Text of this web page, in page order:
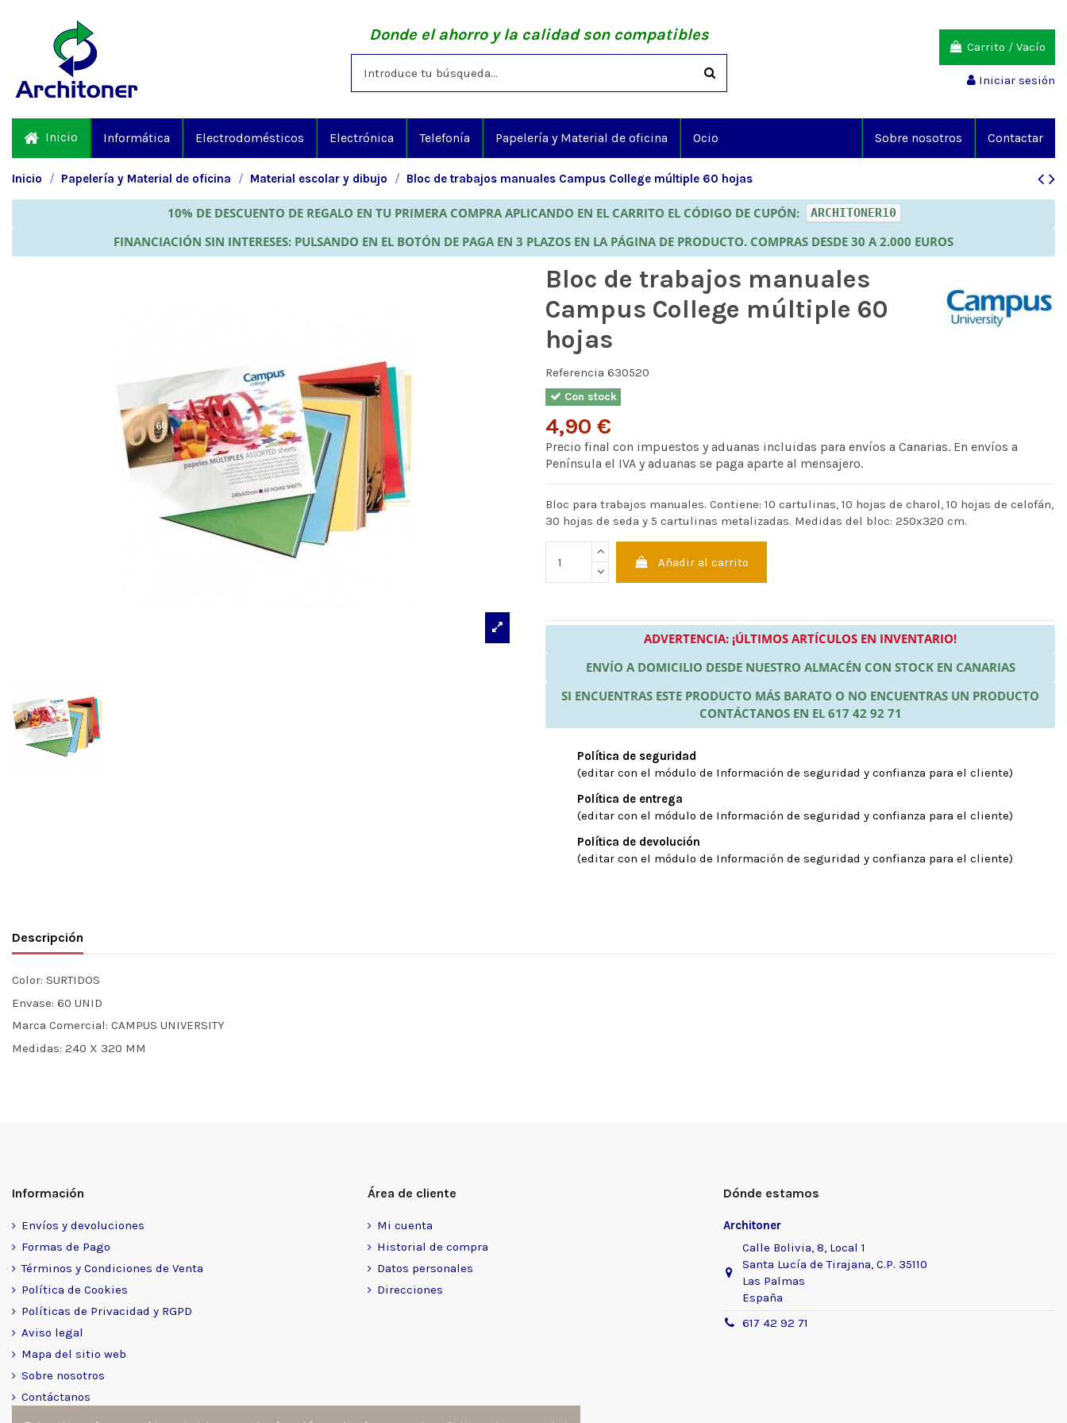
Donde el ahorro y la calidad son compatibles
Carrito / Vacío
Iniciar sesión
Inicio Informática Electrodomésticos Electrónica Telefonía Papelería y Material de oficina Ocio Contactar
Sobre nosotros
Inicio Papelería y Material de oficina Material escolar y dibujo Bloc de trabajos manuales Campus College múltiple 60 hojas
10% DE DESCUENTO DE REGALO EN TU PRIMERA COMPRA APLICANDO EN EL CARRITO EL CÓDIGO DE CUPÓN: ARCHITONER10
FINANCIACIÓN SIN INTERESES: PULSANDO EN EL BOTÓN DE PAGA EN 3 PLAZOS EN LA PÁGINA DE PRODUCTO. COMPRAS DESDE 30 A 2.000 EUROS
Bloc de trabajos manuales
Campus College múltiple 60
hojas
Referencia 630520
Con stock
4,90 €
Precio final con impuestos y aduanas incluidas para envíos a Canarias. En envíos a
Península el IVA y aduanas se paga aparte al mensajero.
Bloc para trabajos manuales. Contiene: 10 cartulinas, 10 hojas de charol, 10 hojas de celofán,
30 hojas de seda y 5 cartulinas metalizadas. Medidas del bloc: 250x320 cm.
Añadir al carrito
ADVERTENCIA: ¡ÚLTIMOS ARTÍCULOS EN INVENTARIO!
ENVÍO A DOMICILIO DESDE NUESTRO ALMACÉN CON STOCK EN CANARIAS
SI ENCUENTRAS ESTE PRODUCTO MÁS BARATO O NO ENCUENTRAS UN PRODUCTO
CONTÁCTANOS EN EL 617 42 92 71
Política de seguridad
(editar con el módulo de Información de seguridad y confianza para el cliente)
Política de entrega
(editar con el módulo de Información de seguridad y confianza para el cliente)
Política de devolución
(editar con el módulo de Información de seguridad y confianza para el cliente)
Descripción
Color: SURTIDOS
Envase: 60 UNID
Marca Comercial: CAMPUS UNIVERSITY
Medidas: 240 X 320 MM
Información
Envíos y devoluciones
Formas de Pago
Términos y Condiciones de Venta
Política de Cookies
Políticas de Privacidad y RGPD
Aviso legal
Mapa del sitio web
Sobre nosotros
Contáctanos
Área de cliente
Mi cuenta
Historial de compra
Datos personales
Direcciones
Dónde estamos
Architoner
Calle Bolivia, 8, Local 1
Santa Lucía de Tirajana, C.P. 35110
Las Palmas
España
617 42 92 71